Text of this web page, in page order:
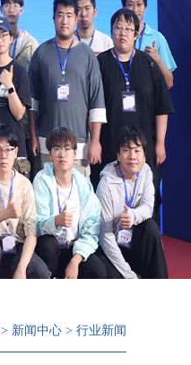
> 新闻中心 > 行业新闻